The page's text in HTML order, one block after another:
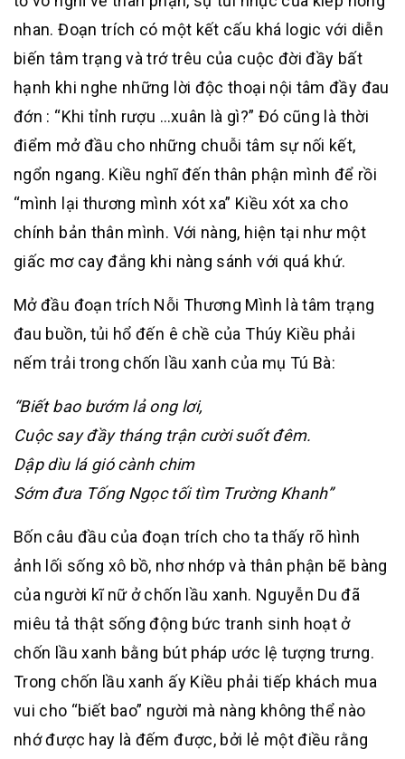
nhan. Đoạn trích có một kết cấu khá logic với diễn
biến tâm trạng và trớ trêu của cuộc đời đầy bất
hạnh khi nghe những lời độc thoại nội tâm đầy đau
đớn : “Khi tỉnh rượu …xuân là gì?” Đó cũng là thời
điểm mở đầu cho những chuỗi tâm sự nối kết,
ngổn ngang. Kiều nghĩ đến thân phận mình để rồi
“mình lại thương mình xót xa” Kiều xót xa cho
chính bản thân mình. Với nàng, hiện tại như một
giấc mơ cay đắng khi nàng sánh với quá khứ.
Mở đầu đoạn trích Nỗi Thương Mình là tâm trạng
đau buồn, tủi hổ đến ê chề của Thúy Kiều phải
nếm trải trong chốn lầu xanh của mụ Tú Bà:
“Biết bao bướm lả ong lơi,
Cuộc say đầy tháng trận cười suốt đêm.
Dập dìu lá gió cành chim
Sớm đưa Tống Ngọc tối tìm Trường Khanh”
Bốn câu đầu của đoạn trích cho ta thấy rõ hình
ảnh lối sống xô bồ, nhơ nhớp và thân phận bẽ bàng
của người kĩ nữ ở chốn lầu xanh. Nguyễn Du đã
miêu tả thật sống động bức tranh sinh hoạt ở
chốn lầu xanh bằng bút pháp ước lệ tượng trưng.
Trong chốn lầu xanh ấy Kiều phải tiếp khách mua
vui cho “biết bao” người mà nàng không thể nào
nhớ được hay là đếm được, bởi lẻ một điều rằng